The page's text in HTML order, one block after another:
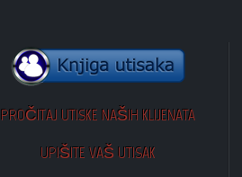
PROČITAJ UTISKE NAŠIH KLIJENATA
UPIŠITE VAŠ UTISAK